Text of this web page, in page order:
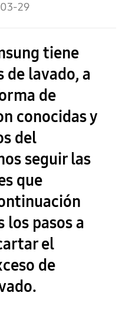
29
tiene
de lavado, a
de
conocidas y
del
seguir las
que
los pasos a
el
de